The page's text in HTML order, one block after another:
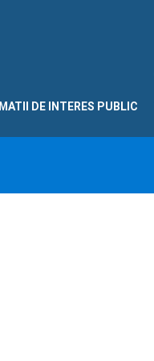
DE INTERES PUBLIC